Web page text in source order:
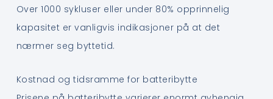
Over 1000 sykluser eller under 80% opprinnelig
kapasitet er vanligvis indikasjoner på at det
nærmer seg byttetid.
Kostnad og tidsramme for batteribytte